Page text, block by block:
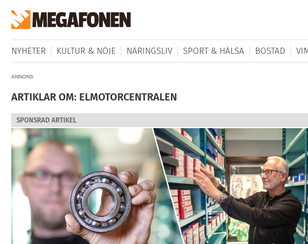
NYHETER KULTUR & NÖJE NÄRINGSLIV SPORT & HÄLSA BOSTAD
ANNONS
ARTIKLAR OM: ELMOTORCENTRALEN
SPONSRAD ARTIKEL